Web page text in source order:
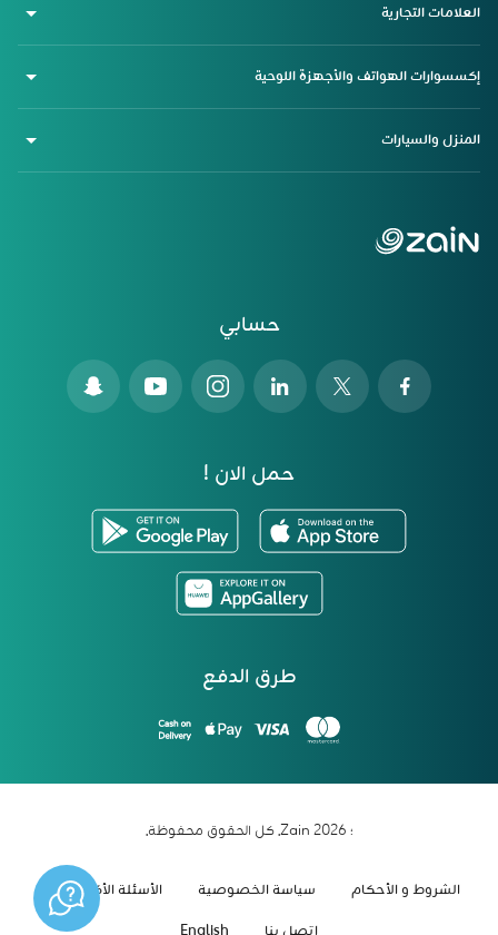
حسابي
حمل الان !
طرق الدفع
العلامات التجارية
إكسسوارات الهواتف والأجهزة اللوحية
المنزل والسيارات
؛ 2026 Zain. كل الحقوق محفوظة.
الشروط و الأحكام سياسة الخصوصية
الأسئلة الأكثر شيوعاً